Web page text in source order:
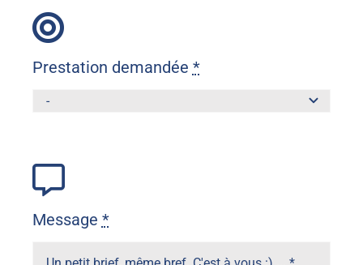
Prestation demandée *
Message *